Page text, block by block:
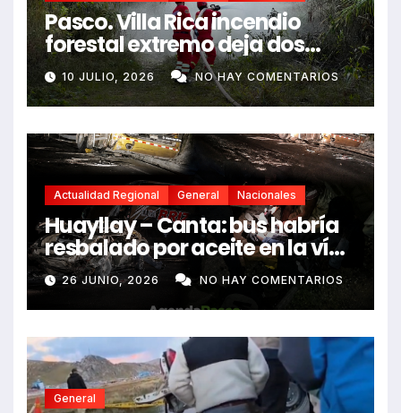
Pasco. Villa Rica incendio
forestal extremo deja dos
fallecidos y heridos
10 JULIO, 2026 NO HAY COMENTARIOS
Actualidad Regional General Nacionales
Huayllay – Canta: bus habría
resbalado por aceite en la vía
e impactó auto siniestrado
dejando dos fallecidos
26 JUNIO, 2026 NO HAY COMENTARIOS
General